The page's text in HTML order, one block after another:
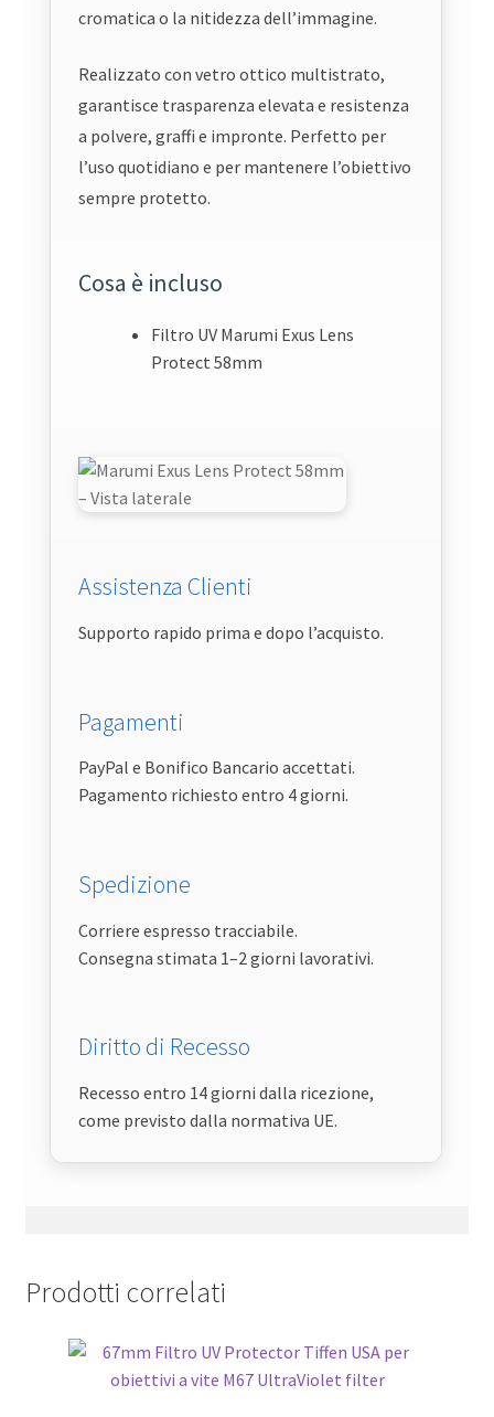
cromatica o la nitidezza dell’immagine.
Realizzato con vetro ottico multistrato,
garantisce trasparenza elevata e resistenza
a polvere, graffi e impronte. Perfetto per
l’uso quotidiano e per mantenere l’obiettivo
sempre protetto.
Cosa è incluso
Filtro UV Marumi Exus Lens
Protect 58mm
Assistenza Clienti
Supporto rapido prima e dopo l’acquisto.
Pagamenti
PayPal e Bonifico Bancario accettati.
Pagamento richiesto entro 4 giorni.
Spedizione
Corriere espresso tracciabile.
Consegna stimata 1–2 giorni lavorativi.
Diritto di Recesso
Recesso entro 14 giorni dalla ricezione,
come previsto dalla normativa UE.
Prodotti correlati